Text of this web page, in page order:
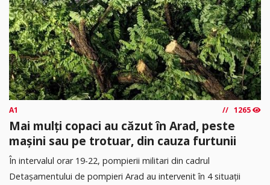
A1 1265
Mai mulți copaci au căzut în Arad, peste
mașini sau pe trotuar, din cauza furtunii
În intervalul orar 19-22, pompierii militari din cadrul
Detașamentului de pompieri Arad au intervenit în 4 situații